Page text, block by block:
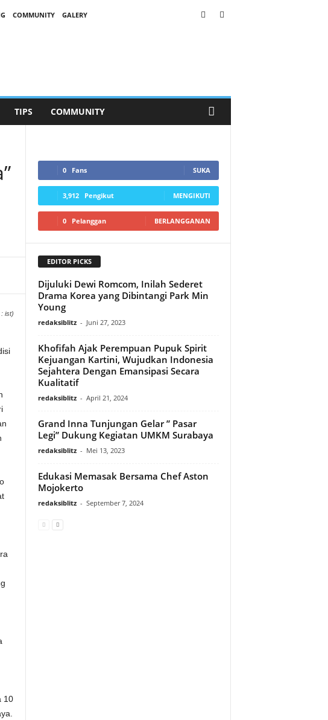
COMMUNITY
GALERY
TIPS COMMUNITY
ist)
10
0 Fans SUKA
3,912 Pengikut MENGIKUTI
0 Pelanggan BERLANGGANAN
EDITOR PICKS
Dijuluki Dewi Romcom, Inilah Sederet
Drama Korea yang Dibintangi Park Min
Young
redaksiblitz - Juni 27, 2023
Khofifah Ajak Perempuan Pupuk Spirit
Kejuangan Kartini, Wujudkan Indonesia
Sejahtera Dengan Emansipasi Secara
Kualitatif
redaksiblitz - April 21, 2024
Grand Inna Tunjungan Gelar ” Pasar
Legi” Dukung Kegiatan UMKM Surabaya
redaksiblitz - Mei 13, 2023
Edukasi Memasak Bersama Chef Aston
Mojokerto
redaksiblitz - September 7, 2024